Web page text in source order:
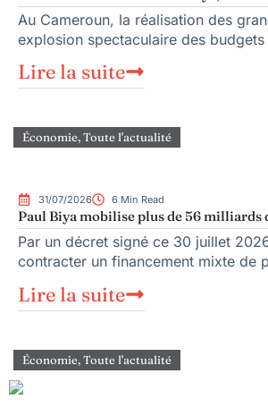
Au Cameroun, la réalisation des
explosion spectaculaire des
Lire la suite
Économie,Toute l'actualité
31/07/2026 6 Min Read
Paul Biya mobilise plus de 56 milliards
Par un décret signé ce 30 juillet
contracter un financement mixte de
Lire la suite
Économie,Toute l'actualité